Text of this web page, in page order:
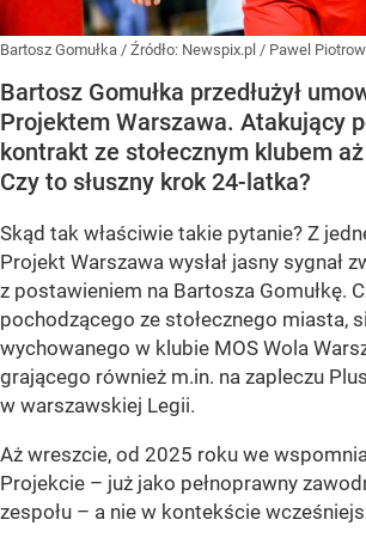
Bartosz Gomułka / Źródło: Newspix.pl / Pawel
Bartosz Gomułka przedłużył
Projektem Warszawa. Atakujący
kontrakt ze stołecznym klubem
Czy to słuszny krok 24-latka?
Skąd tak właściwie takie pytanie? Z
Projekt Warszawa wysłał jasny sygnał
z postawieniem na Bartosza Gomułkę.
pochodzącego ze stołecznego miasta,
wychowanego w klubie MOS Wola
grającego również m.in. na zapleczu
w warszawskiej Legii.
Aż wreszcie, od 2025 roku we
Projekcie – już jako pełnoprawny
zespołu – a nie w kontekście